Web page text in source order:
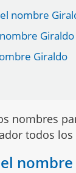
nombre
Giraldo
Giraldo
nombres
todos